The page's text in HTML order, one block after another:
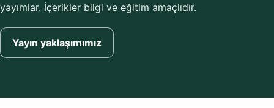
yayımlar. İçerikler bilgi ve eğitim amaçlıdır.
Yayın yaklaşımımız